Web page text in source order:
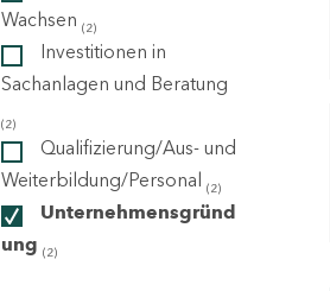
Wachsen (2)
Investitionen in
Sachanlagen und Beratung
(2)
Qualifizierung/Aus- und
Weiterbildung/Personal (2)
Unternehmensgründ
ung (2)